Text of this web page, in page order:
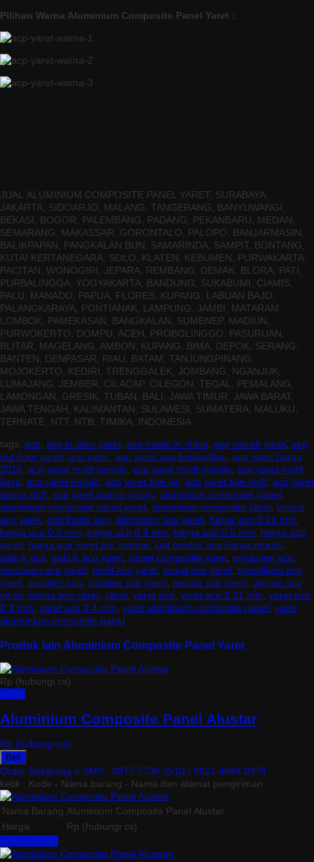
Pilihan Warna Aluminium Composite Panel Yaret :
JUAL ALUMINIUM COMPOSITE PANEL YARET, SURABAYA,
JAKARTA, SIDOARJO, MALANG, TANGERANG, BANYUWANGI,
BEKASI, BOGOR, PALEMBANG, PADANG, PEKANBARU, MEDAN,
SEMARANG, MAKASSAR, GORONTALO, PALOPO, BANJARMASIN,
BALIKPAPAN, PANGKALAN BUN, SAMARINDA, SAMPIT, BONTANG,
KUTAI KERTANEGARA, SOLO, KLATEN, KEBUMEN, PURWAKARTA,
PACITAN, WONOGIRI, JEPARA, REMBANG, DEMAK, BLORA, PATI,
PURBALINGGA, YOGYAKARTA, BANDUNG, SUKABUMI, CIAMIS,
PALU, MANADO, PAPUA, FLORES, KUPANG, LABUAN BAJO,
PALANGKARAYA, PONTIANAK, LAMPUNG, JAMBI, MATARAM,
LOMBOK, PAMEKASAN, BANGKALAN, SUMENEP, MADIUN,
PURWOKERTO, DOMPU, ACEH, PROBOLINGGO, PASURUAN,
BLITAR, MAGELANG, AMBON, KUPANG, BIMA, DEPOK, SERANG,
BANTEN, DENPASAR, RIAU, BATAM, TANJUNGPINANG,
MOJOKERTO, KEDIRI, TRENGGALEK, JOMBANG, NGANJUK,
LUMAJANG, JEMBER, CILACAP, CILEGON, TEGAL, PEMALANG,
LAMONGAN, GRESIK, TUBAN, BALI, JAWA TIMUR, JAWA BARAT,
JAWA TENGAH, KALIMANTAN, SULAWESI, SUMATERA, MALUKU,
TERNATE, NTT, NTB, TIMIKA, INDONESIA
tags: acp, acp in door yaret, acp made in china, acp merek yaret, acp
out door yaret, acp yaret, acp yaret acp berkualitas, acp yaret harga
2016, acp yaret motif cermin, acp yaret motif granite, acp yaret motif
kayu, acp yaret murah, acp yaret tipe pe, acp yaret tipe pvdf, acp yaret
warna doff, acp yaret warna glossy, aluminium composite panel,
aluminium composite panel yaret, aluminium composite yaret, brosur
acp yaret, distributor acp, distributor acp yaret, harga acp 0.21 mm,
harga acp 0.3 mm, harga acp 0.4 mm, harga acp 0.5 mm, harga acp
yaret, harga acp yaret per lembar, jual produk acp harga murah,
pabrik acp, pabrik acp yaret, panel composite yaret, produsen acp,
produsen acp yaret, profil acp yaret, pusat acp yaret, spesifikasi acp
yaret, supplier acp, supplier acp yaret, tekstur acp yaret, ukuran acp
yaret, warna acp yaret, yaret, yaret acp, yaret acp 0.21 mm, yaret acp
0.3 mm, yaret acp 0.4 mm, yaret aluminium composite panel, yaret
alumunium composite panel
Produk lain Aluminium Composite Panel Yaret
Rp (hubungi cs)
Aluminium Composite Panel Alustar
Rp (hubungi cs)
Beli
Order Sekarang » SMS : 0877 7736 3510 / 0821 4048 0974
ketik : Kode - Nama barang - Nama dan alamat pengiriman
Nama Barang Aluminium Composite Panel Alustar
Harga
Rp (hubungi cs)